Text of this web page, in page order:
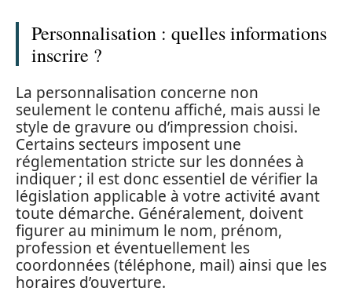
Personnalisation : quelles informations
inscrire ?
La personnalisation concerne non
seulement le contenu affiché, mais aussi le
style de gravure ou d’impression choisi.
Certains secteurs imposent une
réglementation stricte sur les données à
indiquer ; il est donc essentiel de vérifier la
législation applicable à votre activité avant
toute démarche. Généralement, doivent
figurer au minimum le nom, prénom,
profession et éventuellement les
coordonnées (téléphone, mail) ainsi que les
horaires d’ouverture.